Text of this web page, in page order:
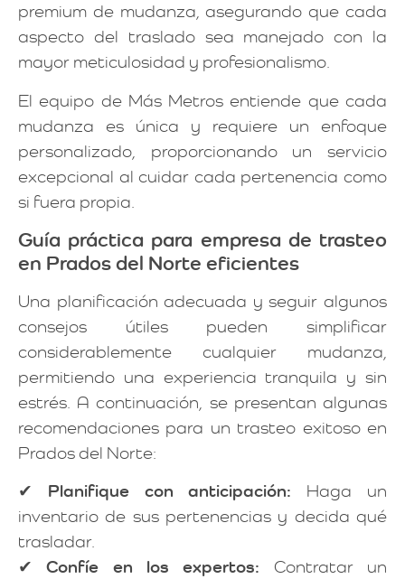
premium de mudanza, asegurando que cada
aspecto del traslado sea manejado con la
mayor meticulosidad y profesionalismo.
El equipo de Más Metros entiende que cada
mudanza es única y requiere un enfoque
personalizado, proporcionando un servicio
excepcional al cuidar cada pertenencia como
si fuera propia.
Guía práctica para empresa de trasteo
en Prados del Norte eficientes
Una planificación adecuada y seguir algunos
consejos útiles pueden simplificar
considerablemente cualquier mudanza,
permitiendo una experiencia tranquila y sin
estrés. A continuación, se presentan algunas
recomendaciones para un trasteo exitoso en
Prados del Norte:
✔ Planifique con anticipación: Haga un
inventario de sus pertenencias y decida qué
trasladar.
✔Confíe en los expertos: Contratar un